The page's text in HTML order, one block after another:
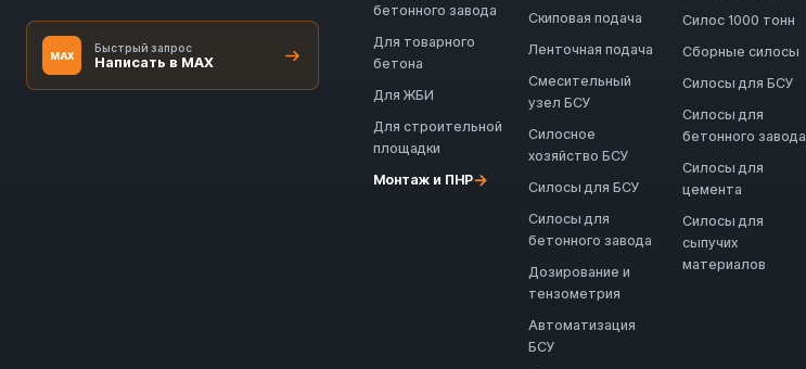
MAX
Быстрый запрос
Написать в MAX
бетонного завода
Для товарного
бетона
Для ЖБИ
Для строительной
площадки
Монтаж и ПНР→
Скиповая подача
Ленточная подача
Смесительный
узел БСУ
Силосное
хозяйство БСУ
Силосы для БСУ
Силосы для
бетонного завода
Дозирование и
тензометрия
Автоматизация
БСУ
Силос 1000 тонн
Сборные силосы
Силосы для БСУ
Силосы для
бетонного завода
Силосы для
цемента
Силосы для
сыпучих
материалов